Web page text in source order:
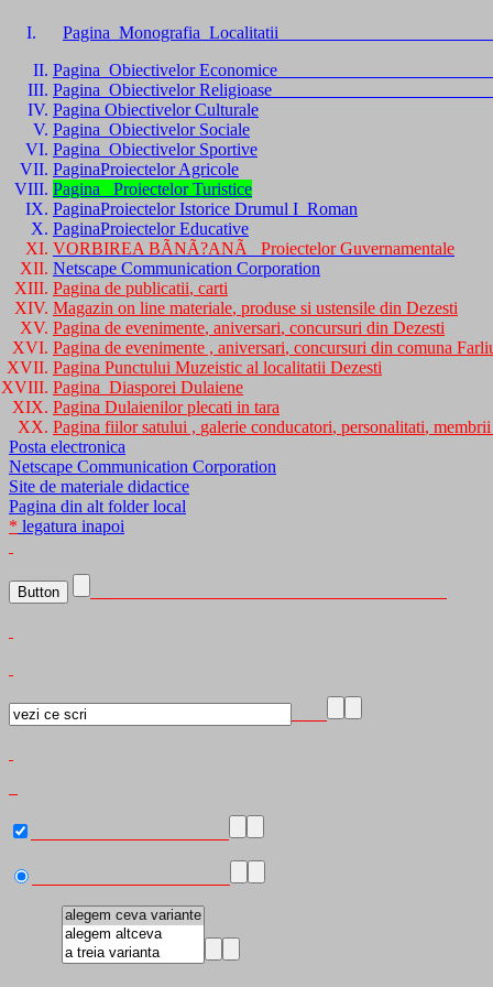
I. Pagina Monografia Localitatii
Pagina Obiectivelor Economice
Pagina Obiectivelor Religioase
Pagina Obiectivelor Culturale
Pagina Obiectivelor Sociale
Pagina ObiectivelorSportive
PaginaProiectelor Agricole
Pagina
Proiectelor Turistice
PaginaProiectelor Istorice Drumul I Roman
PaginaProiectelorEducative
VORBIREA BÃNÃ?ANÃ
Proiectelor Guvernamentale
Netscape Communication Corporation
Pagina de publicatii, carti
Magazin on line materiale, produse si ustensile din Dezesti
Pagina de evenimente, aniversari, concursuri din Dezesti
Pagina de evenimente , aniversari, concursuri din comuna
Pagina Punctului Muzeistic al localitatii Dezesti
Pagina Diasporei Dulaiene
Pagina Dulaienilor plecati in tara
Pagina fiilor satului , galerie conducatori, personalitati, membrii
Posta electronica
Netscape Communication Corporation
Site de materiale didactice
Pagina din alt folder local
* legatura inapoi